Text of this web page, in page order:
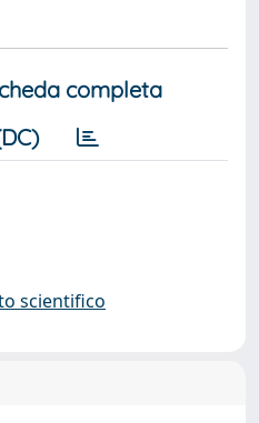
completa
scientifico